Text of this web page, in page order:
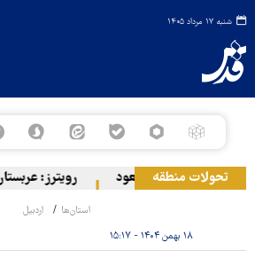
شنبه ۱۷ مرداد ۱۴۰۵
تحولات منطقه
مزدوران آل سعود رویترز: عربستان ۸۶ درصد از موشک‌های پاتریوت خود را استفاده کرده است
استان‌ها اردبیل
۱۸ بهمن ۱۴۰۴ - ۱۵:۱۷